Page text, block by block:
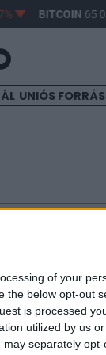
of your
the below opt-out
is processed
utilized by us
separately
BITCOIN65
UNIÓS
megállt,
értékéből
emelkedtek. A
míg a